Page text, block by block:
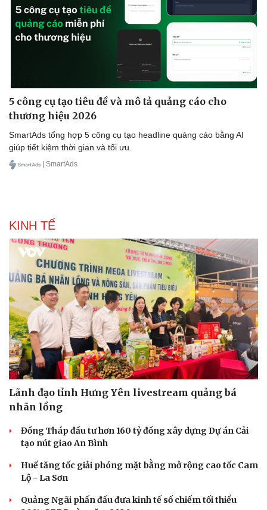
Văn hóa
Giải trí
5 công cụ tạo tiêu đề và mô tả quảng cáo cho
thương hiệu 2026
SmartAds tổng hợp 5 công cụ tạo headline quảng cáo bằng AI
giúp tiết kiệm thời gian và tối ưu.
| SmartAds
KINH TẾ
Lãnh đạo tỉnh Hưng Yên livestream quảng bá
nhãn lồng
Đồng Tháp đầu tư hơn 160 tỷ đồng xây dựng Dự án Cải
tạo nút giao An Bình
Huế tăng tốc giải phóng mặt bằng mở rộng cao tốc Cam
Lộ - La Sơn
Quảng Ngãi phấn đấu đưa kinh tế số chiếm tối thiểu